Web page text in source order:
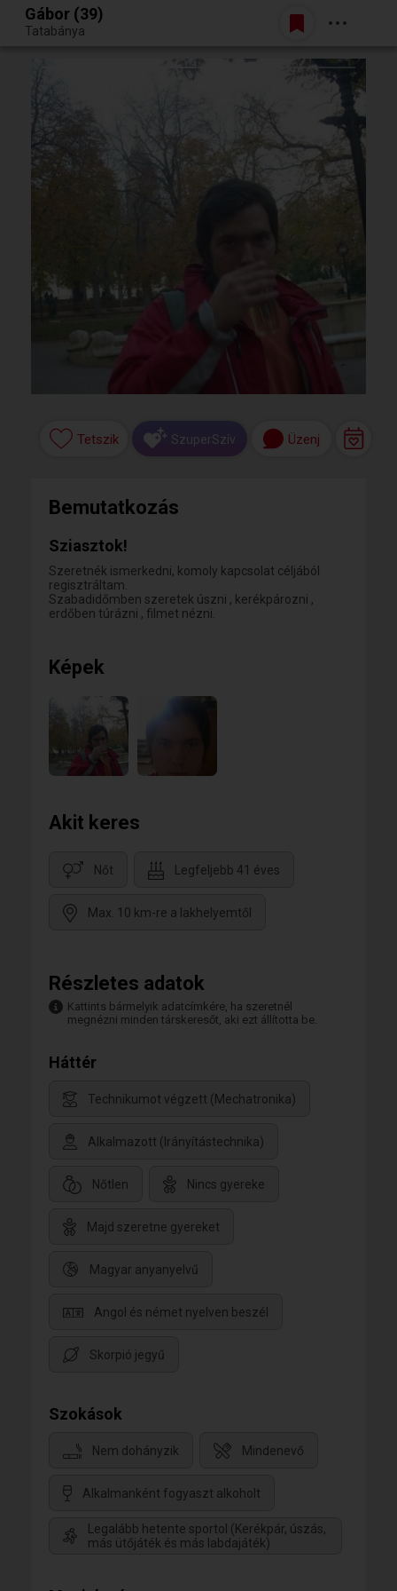
Egy jó randiból bármi lehet.
Belépés
Gábor (39)
Tatabánya
Tetszik SzuperSzív Üzenj
Bemutatkozás
Sziasztok!
Szeretnék ismerkedni, komoly kapcsolat céljából
regisztráltam.
Szabadidőmben szeretek úszni , kerékpározni ,
erdőben túrázni , filmet nézni.
Képek
Akit keres
Nőt Legfeljebb 41 éves
Max. 10 km-re a lakhelyemtől
Részletes adatok
Kattints bármelyik adatcímkére, ha szeretnél
megnézni minden társkeresőt, aki ezt állította be.
Háttér
Technikumot végzett (Mechatronika)
Alkalmazott (Irányítástechnika)
Nőtlen Nincs gyereke
Majd szeretne gyereket
Magyar anyanyelvű
Angol és német nyelven beszél
Skorpió jegyű
Szokások
Nem dohányzik Mindenevő
Alkalmanként fogyaszt alkoholt
Legalább hetente sportol (Kerékpár, úszás,
más ütőjáték és más labdajáték)